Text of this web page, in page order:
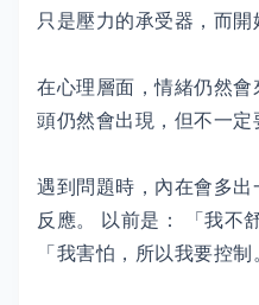
只是壓力的承受器，而開
在心理層面，情緒仍然
頭仍然會出現，但不一定
遇到問題時，內在會多
反應。 以前是： 「我不
「我害怕，所以我要控制